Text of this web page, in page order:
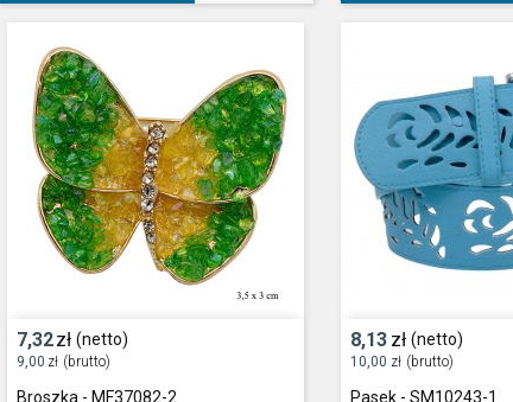
7,32zł (netto)
9,00 zł (brutto)
Broszka - MF37082-2
8,13 zł (netto)
10,00 zł (brutto)
Pasek - SM10243-1